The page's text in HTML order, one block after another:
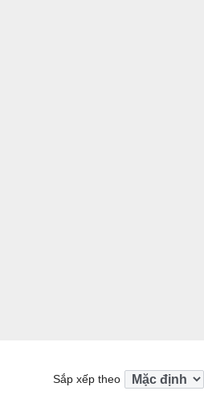
Sắp xếp theo